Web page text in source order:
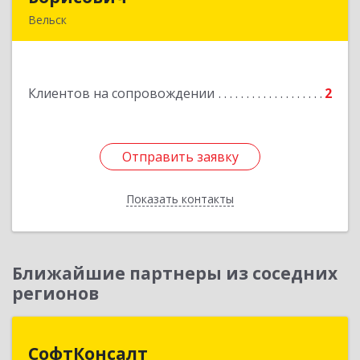
Вельск
Клиентов на сопровождении 2
Отправить заявку
Показать контакты
Подробнее
Отправить заявку
Назад
Ближайшие партнеры из соседних
регионов
СофтКонсалт